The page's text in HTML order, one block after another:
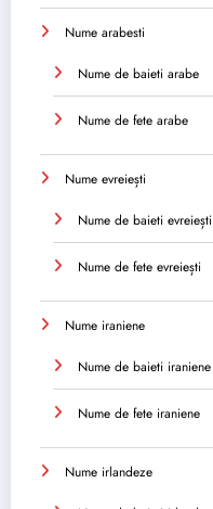
Nume arabesti
Nume de baieti arabe
Nume de fete arabe
Nume evreiești
Nume de baieti evreiești
Nume de fete evreiești
Nume iraniene
Nume de baieti iraniene
Nume de fete iraniene
Nume irlandeze